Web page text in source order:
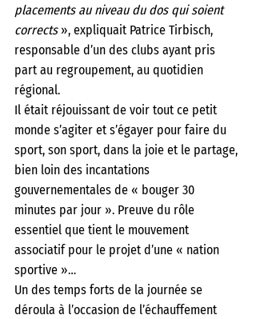
placements au niveau du dos qui soient
corrects », expliquait Patrice Tirbisch,
responsable d’un des clubs ayant pris
part au regroupement, au quotidien
régional.
Il était réjouissant de voir tout ce petit
monde s’agiter et s’égayer pour faire du
sport, son sport, dans la joie et le partage,
bien loin des incantations
gouvernementales de « bouger 30
minutes par jour ». Preuve du rôle
essentiel que tient le mouvement
associatif pour le projet d’une « nation
sportive »…
Un des temps forts de la journée se
déroula à l’occasion de l’échauffement